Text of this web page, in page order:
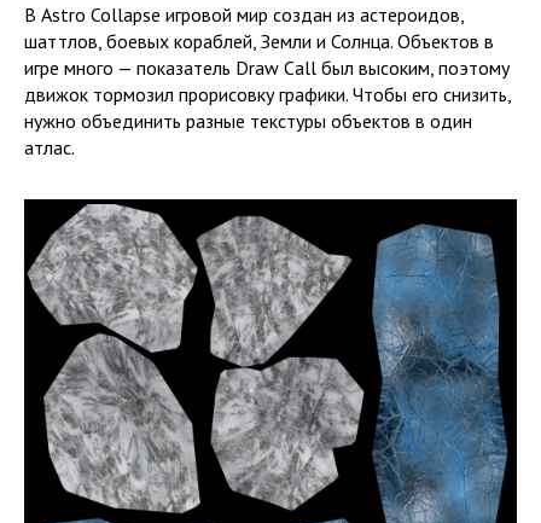
В Astro Collapse игровой мир создан из астероидов,
шаттлов, боевых кораблей, Земли и Солнца. Объектов в
игре много — показатель Draw Call был высоким, поэтому
движок тормозил прорисовку графики. Чтобы его снизить,
нужно объединить разные текстуры объектов в один
атлас.